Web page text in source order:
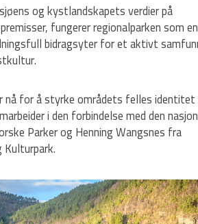
og kystlandskapets verdier på
fungerer regionalparken som en
bidragsyter for et aktivt
nå for å styrke områdets felles identitet
i den forbindelse med den
Parker og Henning Wangsnes fra